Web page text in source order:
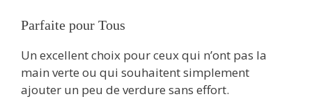
Parfaite pour Tous
Un excellent choix pour ceux qui n’ont pas la
main verte ou qui souhaitent simplement
ajouter un peu de verdure sans effort.